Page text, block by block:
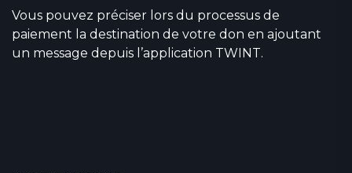
Vous pouvez préciser lors du processus de
paiement la destination de votre don en ajoutant
un message depuis l’application TWINT.